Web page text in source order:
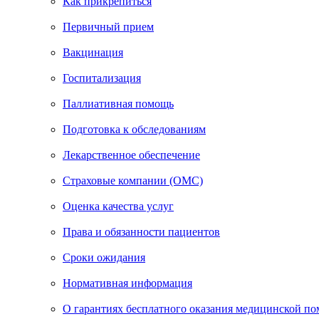
Первичный прием
Вакцинация
Госпитализация
Паллиативная помощь
Подготовка к обследованиям
Лекарственное обеспечение
Страховые компании (ОМС)
Оценка качества услуг
Права и обязанности пациентов
Сроки ожидания
Нормативная информация
О гарантиях бесплатного оказания медицинской